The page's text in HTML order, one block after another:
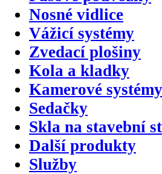
Nosné vidlice
Vážicí systémy
Zvedací plošiny
Kola a kladky
Kamerové systémy
Sedačky
Skla na stavební
Další produkty
Služby